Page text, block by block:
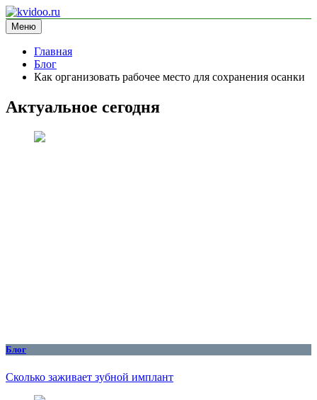
Перейти
к
содержимому
kvidoo.ru
блог про здоровье
Меню
Главная
Блог
Как организовать рабочее место для сохранения осанки
Актуальное сегодня
Блог
Сколько заживает зубной имплант